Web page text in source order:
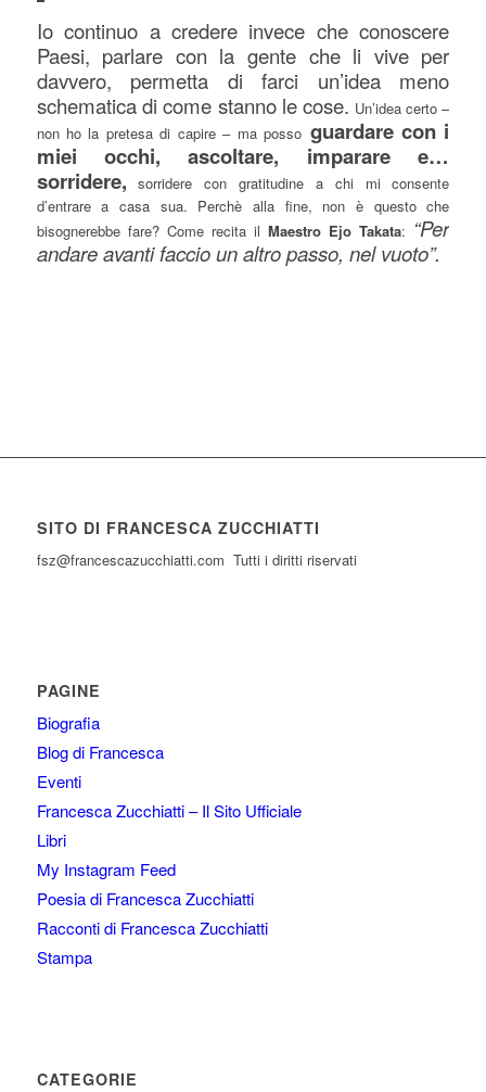
Io continuo a credere invece che conoscere
Paesi, parlare con la gente che li vive per
davvero, permetta di farci un’idea meno
schematica di come stanno le cose. Un’idea certo –
non ho la pretesa di capire – ma posso guardare con i
miei occhi, ascoltare, imparare e…
sorridere, sorridere con gratitudine a chi mi consente
d’entrare a casa sua. Perchè alla fine, non è questo che
bisognerebbe fare? Come recita ilMaestro Ejo Takata: “Per
andare avanti faccio un altro passo, nel vuoto”.
SITO DI FRANCESCA ZUCCHIATTI
fsz@francescazucchiatti.com Tutti i diritti riservati
PAGINE
Biografia
Blog di Francesca
Eventi
Francesca Zucchiatti – Il Sito Ufficiale
Libri
My Instagram Feed
Poesia di Francesca Zucchiatti
Racconti di Francesca Zucchiatti
Stampa
CATEGORIE